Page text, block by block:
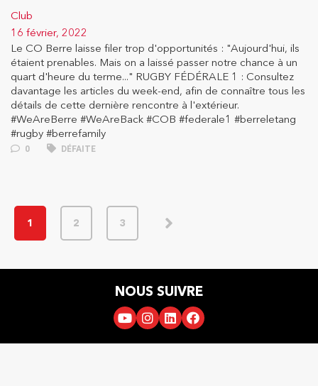
Club
16 février, 2022
Le CO Berre laisse filer trop d'opportunités : "Aujourd'hui, ils
étaient prenables. Mais on a laissé passer notre chance à un
quart d'heure du terme..." RUGBY FÉDÉRALE 1 : Consultez
davantage les articles du week-end, afin de connaître tous les
détails de cette dernière rencontre à l'extérieur.
#WeAreBerre #WeAreBack #COB #federale1 #berreletang
#rugby #berrefamily
0 DÉFAITE
1 2 3
NOUS SUIVRE